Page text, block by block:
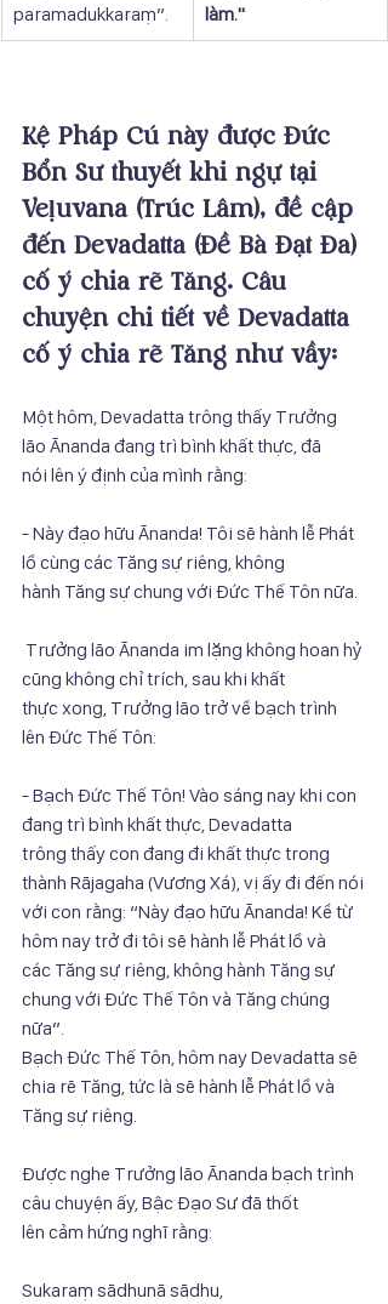
paramadukkaraṃ”.
làm."
Kệ Pháp Cú này được Đức
Bổn Sư thuyết khi ngự tại
Veḷuvana (Trúc Lâm), đề cập
đến Devadatta (Đề Bà Đạt Đa)
cố ý chia rẽ Tăng. Câu
chuyện chi tiết về Devadatta
cố ý chia rẽ Tăng như vầy:
Một hôm, Devadatta trông thấy Trưởng
lão Ānanda đang trì bình khất thực, đã
nói lên ý định của mình rằng:
- Này đạo hữu Ānanda! Tôi sẽ hành lễ Phát
lồ cùng các Tăng sự riêng, không
hành Tăng sự chung với Đức Thế Tôn nữa.
Trưởng lão Ānanda im lặng không hoan hỷ
cũng không chỉ trích, sau khi khất
thực xong, Trưởng lão trở về bạch trình
lên Đức Thế Tôn:
- Bạch Đức Thế Tôn! Vào sáng nay khi con
đang trì bình khất thực, Devadatta
trông thấy con đang đi khất thực trong
thành Rājagaha (Vương Xá), vị ấy đi đến nói
với con rằng: “Này đạo hữu Ānanda! Kể từ
hôm nay trở đi tôi sẽ hành lễ Phát lồ và
các Tăng sự riêng, không hành Tăng sự
chung với Đức Thế Tôn và Tăng chúng
nữa”.
Bạch Đức Thế Tôn, hôm nay Devadatta sẽ
chia rẽ Tăng, tức là sẽ hành lễ Phát lồ và
Tăng sự riêng.
Được nghe Trưởng lão Ānanda bạch trình
câu chuyện ấy, Bậc Đạo Sư đã thốt
lên cảm hứng nghĩ rằng:
Sukaraṃ sādhunā sādhu,